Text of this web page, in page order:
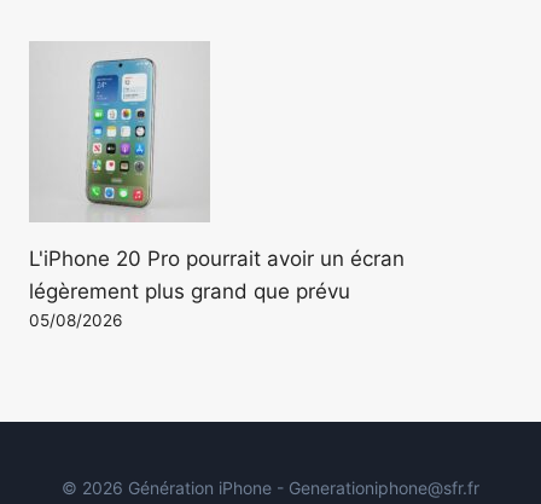
L'iPhone 20 Pro pourrait avoir un écran
légèrement plus grand que prévu
05/08/2026
© 2026 Génération iPhone - Generationiphone@sfr.fr